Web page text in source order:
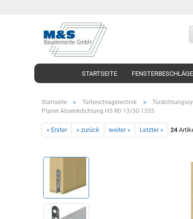
STARTSEITE FENSTERBESCHLÄGE
Startseite » Türbeschlagstechnik »
Planet Absenkdichtung HS RD 13/30-1335
« Erster « zurück weiter » Letzter » 24